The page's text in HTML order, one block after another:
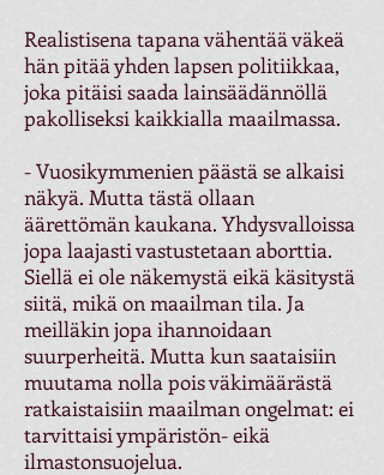
Realistisena tapana vähentää väkeä
hän pitää yhden lapsen politiikkaa,
joka pitäisi saada lainsäädännöllä
pakolliseksi kaikkialla maailmassa.
- Vuosikymmenien päästä se alkaisi
näkyä. Mutta tästä ollaan
äärettömän kaukana. Yhdysvalloissa
jopa laajasti vastustetaan aborttia.
Siellä ei ole näkemystä eikä käsitystä
siitä, mikä on maailman tila. Ja
meilläkin jopa ihannoidaan
suurperheitä. Mutta kun saataisiin
muutama nolla pois väkimäärästä
ratkaistaisiin maailman ongelmat: ei
tarvittaisi ympäristön- eikä
ilmastonsuojelua.